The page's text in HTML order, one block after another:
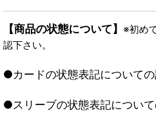
【商品の状態について】 ※初め
認下さい。
●カードの状態表記について
●スリーブの状態表記につい